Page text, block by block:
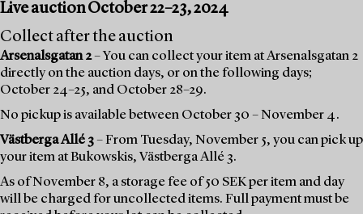
Live auction October 22–23, 2024
Collect after the auction
Arsenalsgatan 2– You can collect your item at Arsenalsgatan 2
directly on the auction days, or on the following days;
October 24–25, and October 28–29.
No pickup is available between October 30 – November 4.
Västberga Allé 3– From Tuesday, November 5, you can pick up
your item at Bukowskis, Västberga Allé 3.
As of November 8, a storage fee of 50 SEK per item and day
will be charged for uncollected items. Full payment must be